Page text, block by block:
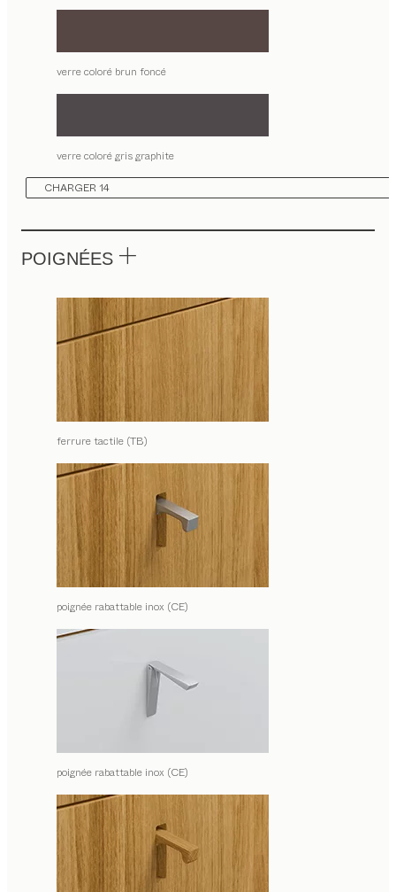
verre coloré brun foncé
verre coloré gris graphite
CHARGER 14
POIGNÉES
ferrure tactile (TB)
poignée rabattable inox (CE)
poignée rabattable inox (CE)